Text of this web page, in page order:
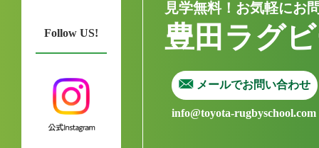
Follow US!
見学無料！お気軽にお
豊田ラグ
メールでお問い合わせ
info@toyota-rugbyschool.com